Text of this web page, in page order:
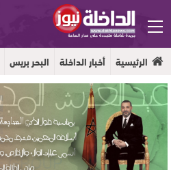
الرئيسية أخبار الداخلة البحر بريس